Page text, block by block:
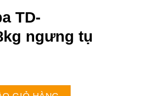
TD-
ngưng tụ
| 8kg ngưng tụ số lượng